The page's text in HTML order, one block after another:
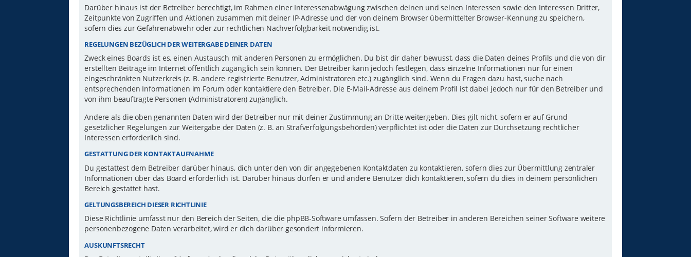
Darüber hinaus ist der Betreiber berechtigt, im Rahmen einer Interessenabwägung zwischen deinen und seinen Interessen sowie den Interessen Dritter,
Zeitpunkte von Zugriffen und Aktionen zusammen mit deiner IP-Adresse und der von deinem Browser übermittelter Browser-Kennung zu speichern,
sofern dies zur Gefahrenabwehr oder zur rechtlichen Nachverfolgbarkeit notwendig ist.
REGELUNGEN BEZÜGLICH DER WEITERGABE DEINER DATEN
Zweck eines Boards ist es, einen Austausch mit anderen Personen zu ermöglichen. Du bist dir daher bewusst, dass die Daten deines Profils und die von dir
erstellten Beiträge im Internet öffentlich zugänglich sein können. Der Betreiber kann jedoch festlegen, dass einzelne Informationen nur für einen
eingeschränkten Nutzerkreis (z. B. andere registrierte Benutzer, Administratoren etc.) zugänglich sind. Wenn du Fragen dazu hast, suche nach
entsprechenden Informationen im Forum oder kontaktiere den Betreiber. Die E-Mail-Adresse aus deinem Profil ist dabei jedoch nur für den Betreiber und
von ihm beauftragte Personen (Administratoren) zugänglich.
Andere als die oben genannten Daten wird der Betreiber nur mit deiner Zustimmung an Dritte weitergeben. Dies gilt nicht, sofern er auf Grund
gesetzlicher Regelungen zur Weitergabe der Daten (z. B. an Strafverfolgungsbehörden) verpflichtet ist oder die Daten zur Durchsetzung rechtlicher
Interessen erforderlich sind.
GESTATTUNG DER KONTAKTAUFNAHME
Du gestattest dem Betreiber darüber hinaus, dich unter den von dir angegebenen Kontaktdaten zu kontaktieren, sofern dies zur Übermittlung zentraler
Informationen über das Board erforderlich ist. Darüber hinaus dürfen er und andere Benutzer dich kontaktieren, sofern du dies in deinem persönlichen
Bereich gestattet hast.
GELTUNGSBEREICH DIESER RICHTLINIE
Diese Richtlinie umfasst nur den Bereich der Seiten, die die phpBB-Software umfassen. Sofern der Betreiber in anderen Bereichen seiner Software weitere
personenbezogene Daten verarbeitet, wird er dich darüber gesondert informieren.
AUSKUNFTSRECHT